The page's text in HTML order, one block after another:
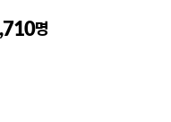
명